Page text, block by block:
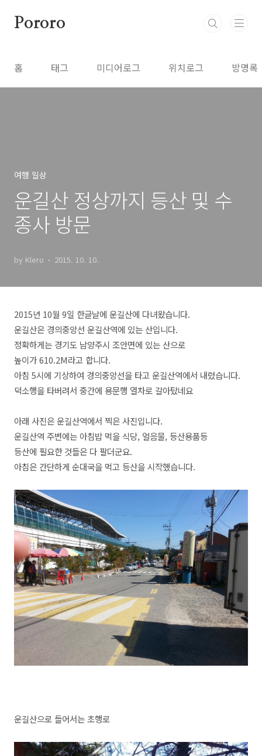
Pororo
홈 태그 미디어로그 위치로그 방명록
여행 일상
운길산 정상까지 등산 및 수
종사 방문
by Klero 2015. 10. 10.
2015년 10월 9일 한글날에 운길산에 다녀왔습니다.
운길산은 경의중앙선 운길산역에 있는 산입니다.
정확하게는 경기도 남양주시 조안면에 있는 산으로
높이가 610.2M라고 합니다.
아침 5시에 기상하여 경의중앙선을 타고 운길산역에서 내렸습니다.
덕소행을 타버려서 중간에 용문행 열차로 갈아탔네요
아래 사진은 운길산역에서 찍은 사진입니다.
운길산역 주변에는 아침밥 먹을 식당, 얼음물, 등산용품등
등산에 필요한 것들은 다 팔더군요.
아침은 간단하게 순대국을 먹고 등산을 시작했습니다.
운길산으로 들어서는 초행로